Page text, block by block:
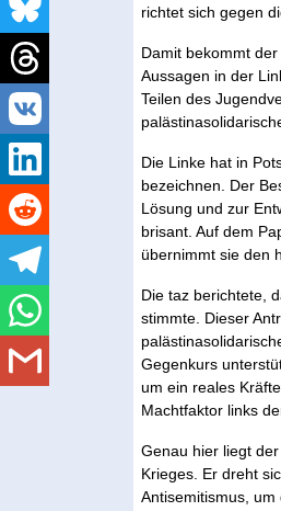
richtet sich gegen
Damit bekommt
Aussagen in der
Teilen des
Die Linke hat in
bezeichnen. Der
Lösung und zur
brisant. Auf dem
übernimmt sie den
Die taz berichtete,
stimmte. Dieser
Gegenkurs
um ein reales
Machtfaktor links
Genau hier liegt
Krieges. Er dreht
Antisemitismus,